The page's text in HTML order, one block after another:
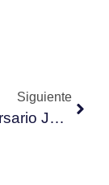
Siguiente
555 Aniversario Juana de Castilla, ¨La Beltraneja¨